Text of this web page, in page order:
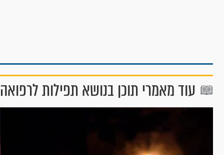
עוד מאמרי תוכן בנושא תפילות